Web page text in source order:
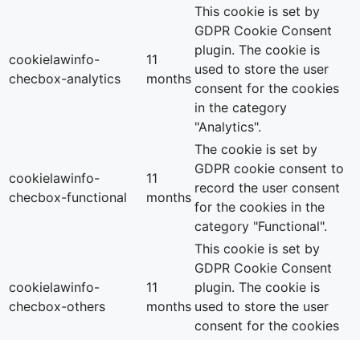
cookielawinfo-
checbox-analytics
11
months
This cookie is set by
GDPR Cookie Consent
plugin. The cookie is
used to store the user
consent for the cookies
in the category
"Analytics".
cookielawinfo-
checbox-functional
11
months
The cookie is set by
GDPR cookie consent to
record the user consent
for the cookies in the
category "Functional".
cookielawinfo-
checbox-others
11
months
This cookie is set by
GDPR Cookie Consent
plugin. The cookie is
used to store the user
consent for the cookies